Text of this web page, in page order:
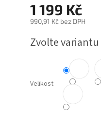
1 199 Kč
990,91 Kč bez DPH
cena:
Zvolte variantu
Velikost